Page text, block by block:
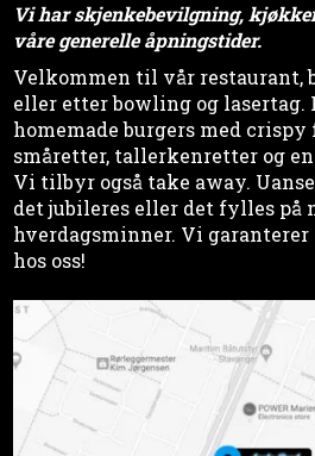
Vi har skjenkebevilgning,
våre generelle åpningstider.
Velkommen til vår restaurant,
eller etter bowling og lasertag.
homemade burgers med crispy
småretter, tallerkenretter og
Vi tilbyr også take away.
det jubileres eller det fylles på
hverdagsminner. Vi
hos oss!